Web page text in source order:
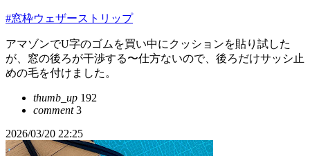
#窓枠ウェザーストリップ
アマゾンでU字のゴムを買い中にクッションを貼り試した
が、窓の後ろが干渉する〜仕方ないので、後ろだけサッシ止
めの毛を付けました。
thumb_up 192
comment3
2026/03/20 22:25